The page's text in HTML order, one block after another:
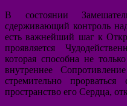
В состоянии
сдерживающий контроль
есть важнейший шаг к
проявляется
которая способна не
внутреннее
стремительно
пространство его Сердца,